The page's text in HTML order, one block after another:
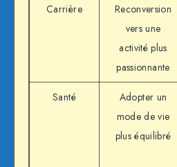
Carrière
Reconversion
vers une
activité plus
passionnante
Santé
Adopter un
mode de vie
plus équilibré